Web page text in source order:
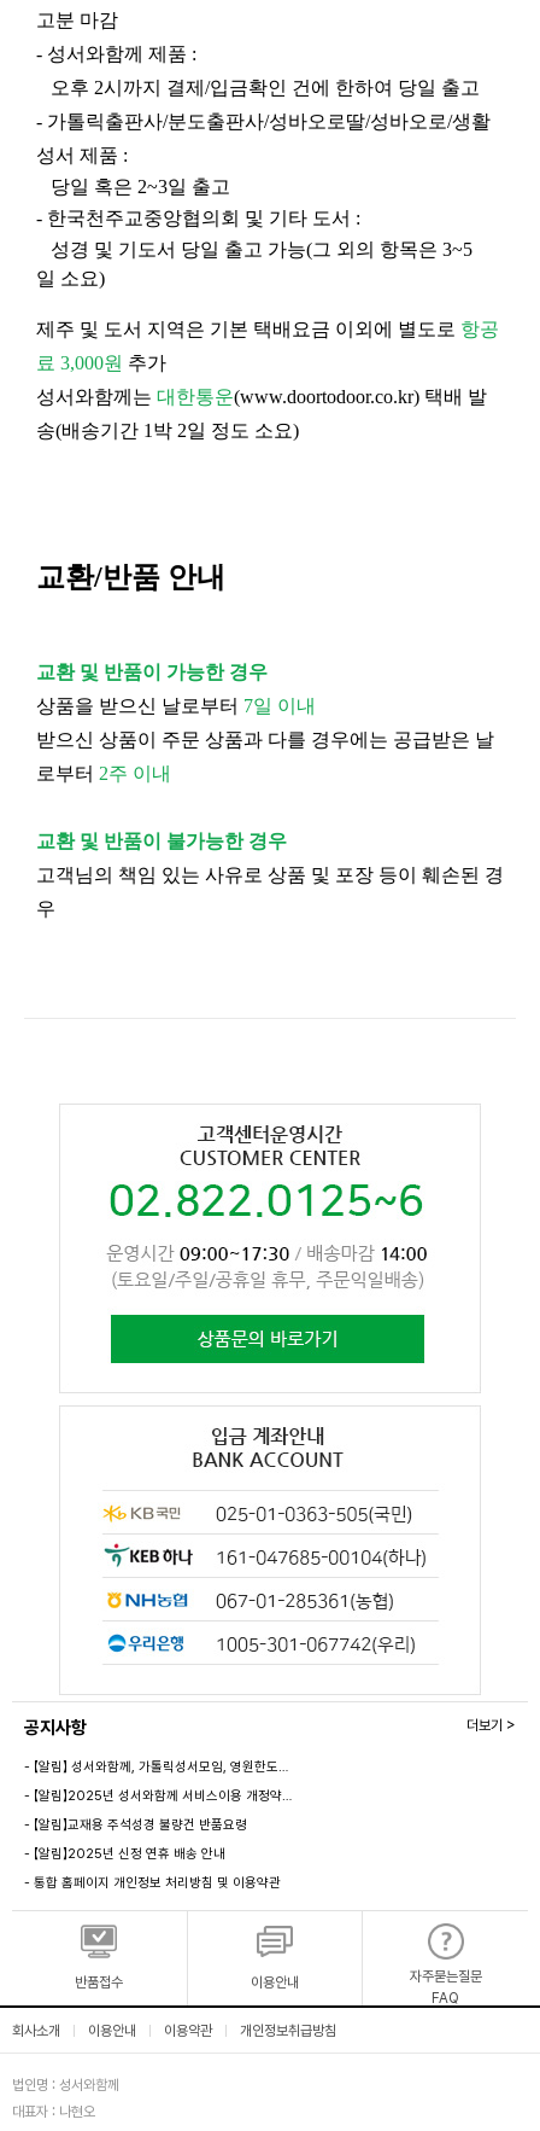
고분 마감
- 성서와함께 제품 :
오후 2시까지 결제/입금확인 건에 한하여 당일 출고
- 가톨릭출판사/분도출판사/성바오로딸/성바오로/생활
성서 제품 :
당일 혹은 2~3일 출고
- 한국천주교중앙협의회 및 기타 도서 :
성경 및 기도서 당일 출고 가능(그 외의 항목은 3~5
일 소요)
제주 및 도서 지역은 기본 택배요금 이외에 별도로 항공
료 3,000원 추가
성서와함께는 대한통운(www.doortodoor.co.kr) 택배 발
송(배송기간 1박 2일 정도 소요)
교환/반품 안내
교환 및 반품이 가능한 경우
상품을 받으신 날로부터 7일 이내
받으신 상품이 주문 상품과 다를 경우에는 공급받은 날
로부터 2주 이내
교환 및 반품이 불가능한 경우
고객님의 책임 있는 사유로 상품 및 포장 등이 훼손된 경
우
공지사항
- 【알림】 성서와함께, 가톨릭성서모임, 영원한도…
- 【알림】2025년 성서와함께 서비스이용 개정약…
- 【알림】교재용 주석성경 불량건 반품요령
- 【알림】2025년 신정 연휴 배송 안내
- 통합 홈페이지 개인정보 처리방침 및 이용약관
더보기 >
반품접수 이용안내
자주묻는질문
FAQ
회사소개
이용안내 이용약관 개인정보취급방침
법인명 : 성서와함께
대표자 : 나현오